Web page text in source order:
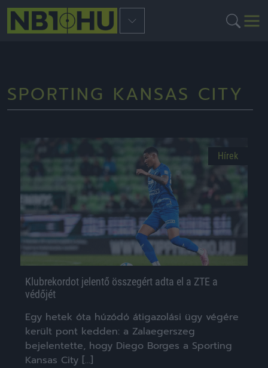
SPORTING KANSAS CITY
Hírek
Klubrekordot jelentő összegért adta el a ZTE a
védőjét
Egy hetek óta húzódó átigazolási ügy végére
került pont kedden: a Zalaegerszeg
bejelentette, hogy Diego Borges a Sporting
Kansas City […]